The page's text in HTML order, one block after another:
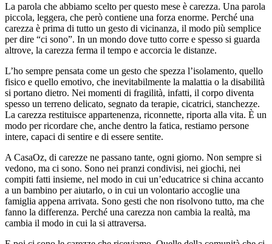
La parola che abbiamo scelto per questo mese è carezza. Una parola
piccola, leggera, che però contiene una forza enorme. Perché una
carezza è prima di tutto un gesto di vicinanza, il modo più semplice
per dire “ci sono”. In un mondo dove tutto corre e spesso si guarda
altrove, la carezza ferma il tempo e accorcia le distanze.
L’ho sempre pensata come un gesto che spezza l’isolamento, quello
fisico e quello emotivo, che inevitabilmente la malattia o la disabilità
si portano dietro. Nei momenti di fragilità, infatti, il corpo diventa
spesso un terreno delicato, segnato da terapie, cicatrici, stanchezze.
La carezza restituisce appartenenza, riconnette, riporta alla vita. È un
modo per ricordare che, anche dentro la fatica, restiamo persone
intere, capaci di sentire e di essere sentite.
A CasaOz, di carezze ne passano tante, ogni giorno. Non sempre si
vedono, ma ci sono. Sono nei pranzi condivisi, nei giochi, nei
compiti fatti insieme, nel modo in cui un’educatrice si china accanto
a un bambino per aiutarlo, o in cui un volontario accoglie una
famiglia appena arrivata. Sono gesti che non risolvono tutto, ma che
fanno la differenza. Perché una carezza non cambia la realtà, ma
cambia il modo in cui la si attraversa.